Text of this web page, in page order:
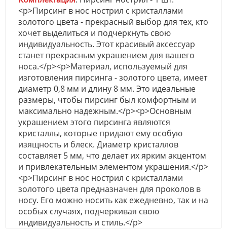
<p>Пирсинг в нос нострил с кристаллами
золотого цвета - прекрасный выбор для тех, кто
хочет выделиться и подчеркнуть свою
индивидуальность. Этот красивый аксессуар
станет прекрасным украшением для вашего
носа.</p><p>Материал, используемый для
изготовления пирсинга - золотого цвета, имеет
диаметр 0,8 мм и длину 8 мм. Это идеальные
размеры, чтобы пирсинг был комфортным и
максимально надежным.</p><p>Основным
украшением этого пирсинга являются
кристаллы, которые придают ему особую
изящность и блеск. Диаметр кристаллов
составляет 5 мм, что делает их ярким акцентом
и привлекательным элементом украшения.</p>
<p>Пирсинг в нос нострил с кристаллами
золотого цвета предназначен для проколов в
носу. Его можно носить как ежедневно, так и на
особых случаях, подчеркивая свою
индивидуальность и стиль.</p>